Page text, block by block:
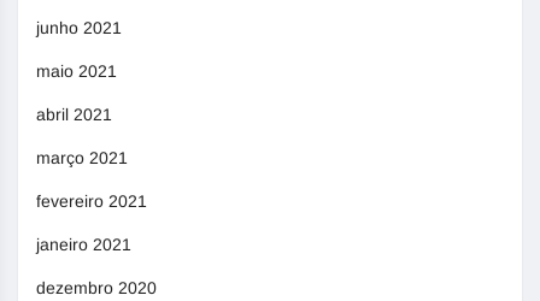
junho 2021
maio 2021
abril 2021
março 2021
fevereiro 2021
janeiro 2021
dezembro 2020